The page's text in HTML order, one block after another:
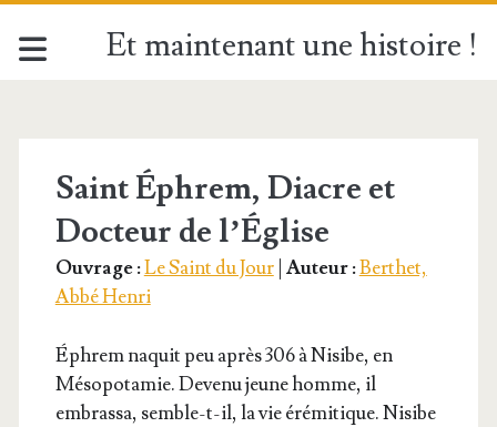
Et maintenant une histoire !
<span>18
juin</span>
Saint Éphrem, Diacre et
Docteur de l’Église
Ouvrage :Le Saint du Jour| Auteur :Berthet,
Abbé Henri
Éphrem naquit peu après 306 à Nisibe, en
Méso­po­ta­mie. Deve­nu jeune homme, il
embras­sa, semble-t-il, la vie éré­mi­tique. Nisibe